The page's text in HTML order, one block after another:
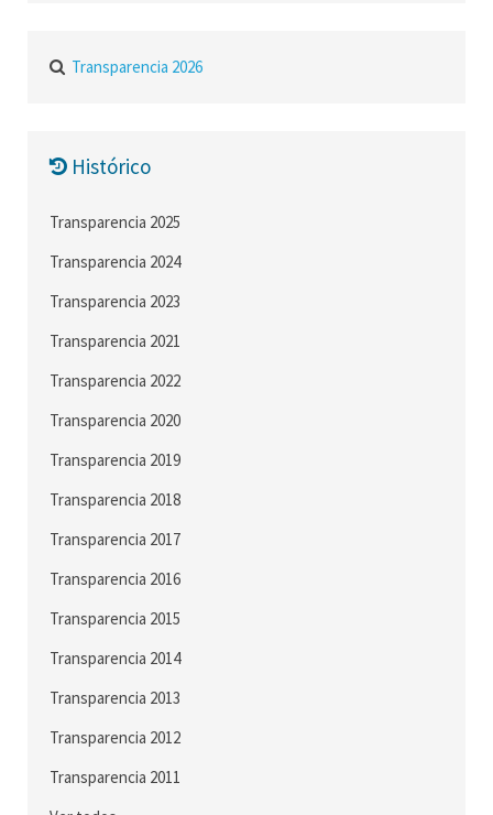
Transparencia 2026
Histórico
Transparencia 2025
Transparencia 2024
Transparencia 2023
Transparencia 2021
Transparencia 2022
Transparencia 2020
Transparencia 2019
Transparencia 2018
Transparencia 2017
Transparencia 2016
Transparencia 2015
Transparencia 2014
Transparencia 2013
Transparencia 2012
Transparencia 2011